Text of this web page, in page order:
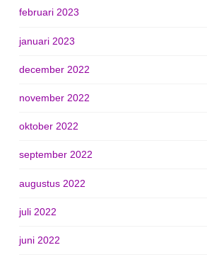
februari 2023
januari 2023
december 2022
november 2022
oktober 2022
september 2022
augustus 2022
juli 2022
juni 2022